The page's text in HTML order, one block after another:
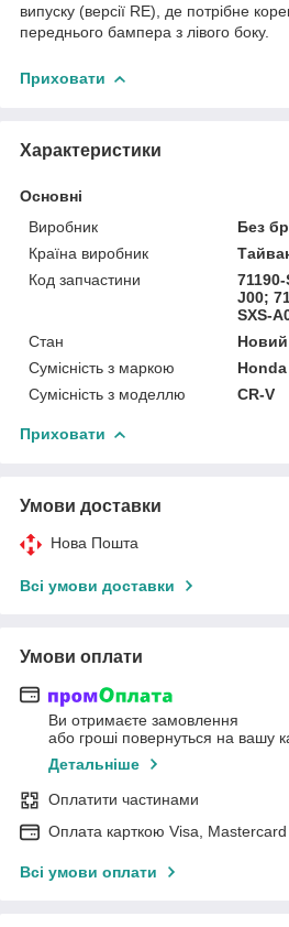
випуску (версії RE), де потрібне
переднього бампера з лівого боку.
Приховати
Характеристики
Основні
Виробник
Без
Країна виробник
Код запчастини
J00;
SXS-
Стан
Новий
Сумісність з маркою
Honda
Сумісність з моделлю
CR-V
Приховати
Умови доставки
Нова Пошта
Всі умови доставки
Умови оплати
Ви отримаєте замовлення
або гроші повернуться на вашу
Детальніше
Оплатити частинами
Оплата карткою Visa,
Всі умови оплати